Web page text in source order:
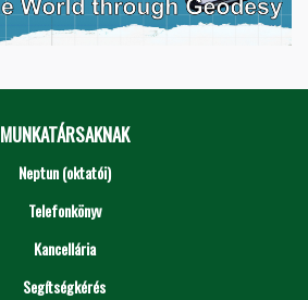
MUNKATÁRSAKNAK
Neptun (oktatói)
Telefonkönyv
Kancellária
Segítségkérés